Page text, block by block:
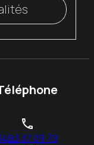
phone
37 09 79